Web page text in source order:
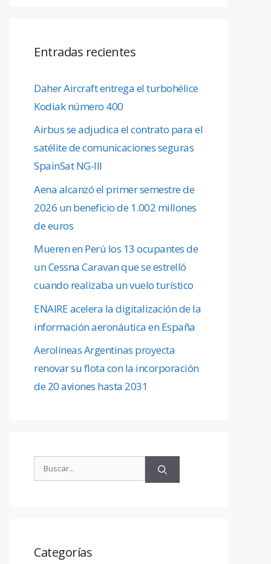
Entradas recientes
Daher Aircraft entrega el turbohélice
Kodiak número 400
Airbus se adjudica el contrato para el
satélite de comunicaciones seguras
SpainSat NG-III
Aena alcanzó el primer semestre de
2026 un beneficio de 1.002 millones
de euros
Mueren en Perú los 13 ocupantes de
un Cessna Caravan que se estrelló
cuando realizaba un vuelo turístico
ENAIRE acelera la digitalización de la
información aeronáutica en España
Aerolíneas Argentinas proyecta
renovar su flota con la incorporación
de 20 aviones hasta 2031
Categorías